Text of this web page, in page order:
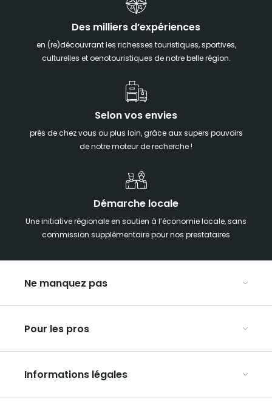
Des milliers d’expériences
en (re)découvrant les richesses touristiques, sportives,
culturelles et oenotouristiques de notre belle région.
Selon vos envies
près de chez vous ou plus loin, grâce aux supers pouvoirs
de notre moteur de recherche !
Démarche locale
Une initiative régionale en soutien à l’économie locale, sans
commission supplémentaire pour nos prestataires
Ne manquez pas
Week-end insolite en Grand Est
Week-end spa en Grand Est
Hébergements insolites
Pour les pros
Organisez vos voyages en groupe
Découvrir notre plateforme
Informations légales